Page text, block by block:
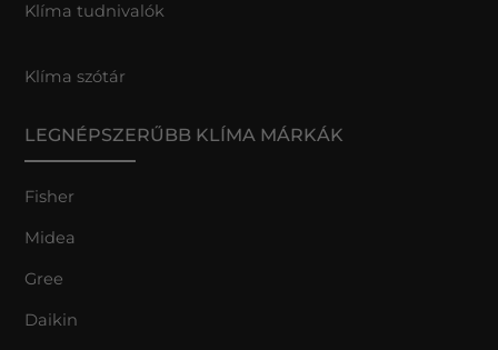
Klíma tudnivalók
Klíma szótár
LEGNÉPSZERŰBB KLÍMA MÁRKÁK
Fisher
Midea
Gree
Daikin